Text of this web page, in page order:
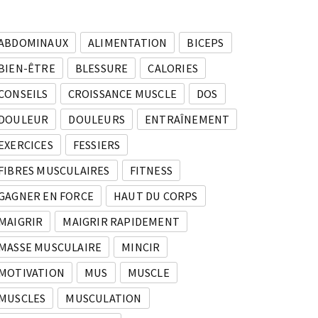
ALIMENTATION
BICEPS
ÊTRE
BLESSURE
CALORIES
CROISSANCE MUSCLE
DOS
DOULEURS
ENTRAÎNEMENT
FESSIERS
MUSCULAIRES
FITNESS
EN FORCE
HAUT DU CORPS
MAIGRIR RAPIDEMENT
MUSCULAIRE
MINCIR
MUS
MUSCLE
MUSCULATION